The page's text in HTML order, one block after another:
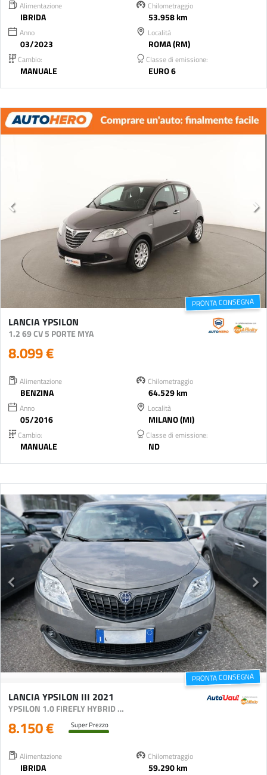
Alimentazione
IBRIDA
Chilometraggio
53.958 km
Anno
03/2023
Località
ROMA (RM)
Cambio:
MANUALE
Classe di emissione:
EURO 6
PRONTA CONSEGNA
LANCIA YPSILON
1.2 69 CV 5 PORTE MYA
8.099 €
Alimentazione
BENZINA
Chilometraggio
64.529 km
Anno
05/2016
Località
MILANO (MI)
Cambio:
MANUALE
Classe di emissione:
ND
PRONTA CONSEGNA
LANCIA YPSILON III 2021
YPSILON 1.0 FIREFLY HYBRID SILVER S&S 70CV
8.150 € Super Prezzo
Alimentazione
IBRIDA
Chilometraggio
59.290 km